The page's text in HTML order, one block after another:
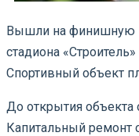
Вышли на финишную
стадиона
Спортивный объект
До открытия объекта
Капитальный ремонт